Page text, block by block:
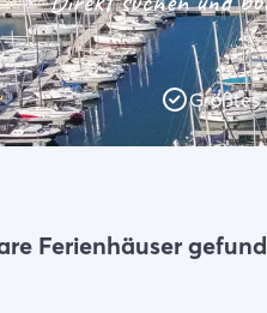
Essen trinken
Aktivitäten
Einkaufen
Größtes
Ferienhäuser